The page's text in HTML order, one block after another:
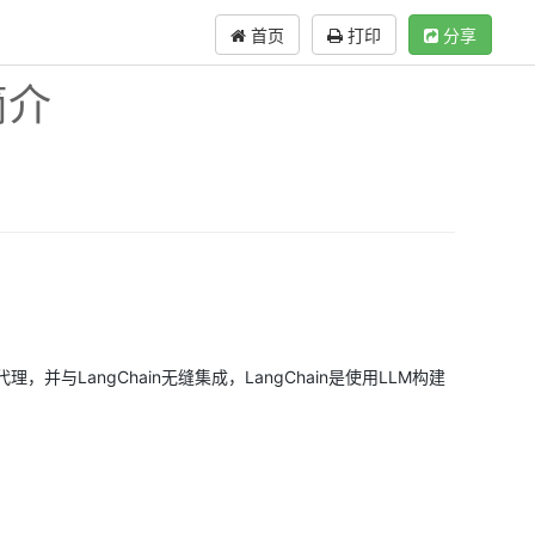
首页 打印 分享
理，并与LangChain无缝集成，LangChain是使用LLM构建